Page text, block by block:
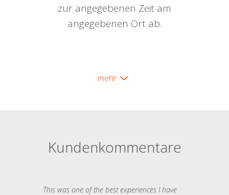
zur angegebenen Zeit am
angegebenen Ort ab.
mehr
Kundenkommentare
This was one of the best experiences I have